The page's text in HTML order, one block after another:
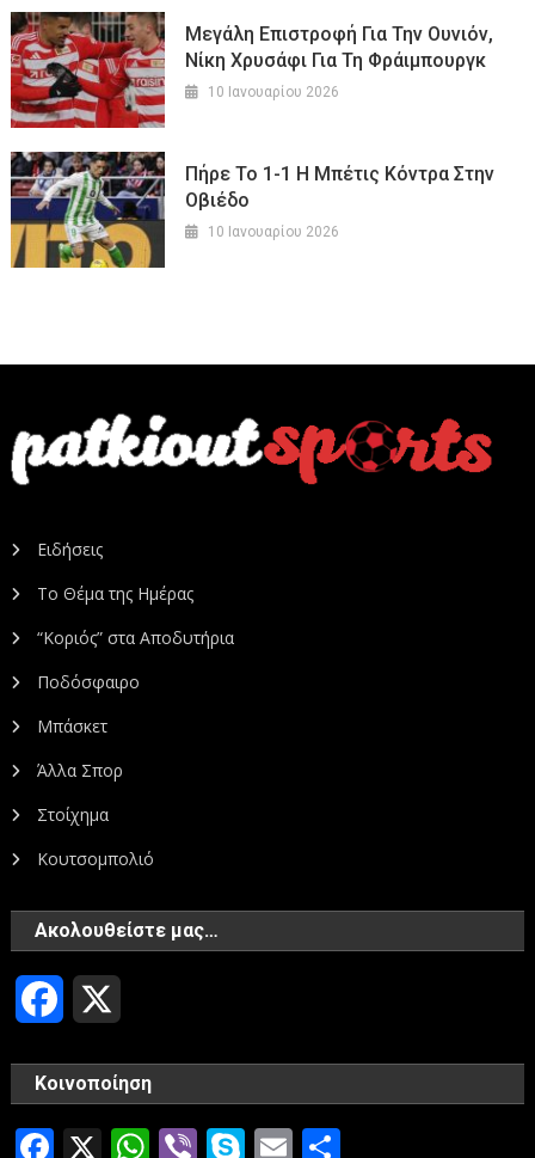
Μεγάλη Επιστροφή Για Την Ουνιόν,
Νίκη Χρυσάφι Για Τη Φράιμπουργκ
10 Ιανουαρίου 2026
Πήρε Το 1-1 Η Μπέτις Κόντρα Στην
Οβιέδο
10 Ιανουαρίου 2026
Ειδήσεις
Το Θέμα της Ημέρας
“Κοριός” στα Αποδυτήρια
Ποδόσφαιρο
Μπάσκετ
Άλλα Σπορ
Στοίχημα
Κουτσομπολιό
Ακολουθείστε μας…
Facebook
Κοινοποίηση
Facebook
X WhatsApp
ViberSkype
Email